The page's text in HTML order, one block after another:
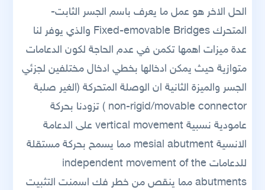
الحل الاخر هو عمل ما يعرف باسم الجسر الثابت-
المتحرك Fixed-emovable Bridges والذي يوفر لنا
عدة ميزات اهمها تكمن في عدم الحاجة لكون الدعامات
متوازية حيث يمكن ادخالها بخطي ادخال مختلفين لجزئي
الجسر والميزة الثانية ان الوصلة المتحركة (الغير صلبة
non-rigid/movable connector ) تزودنا بحركة
عامودية نسبية vertical movement على الدعامة
الانسية mesial abutment مما يسمح بحركة مستقلة
للدعامات independent movement of the
abutments مما ينقص من خطر فك اسمنت التثبيت